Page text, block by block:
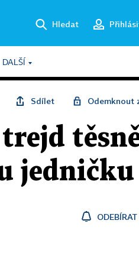
Hledat
DALŠÍ
Sdílet Odemknout
jedničku